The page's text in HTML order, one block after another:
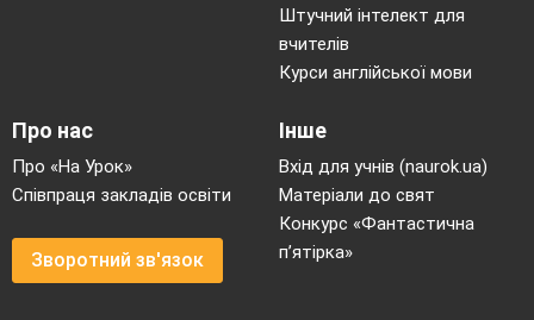
Штучний інтелект для
вчителів
Курси англійської мови
Про нас
Про «На Урок»
Співпраця закладів освіти
Зворотний зв'язок
Інше
Вхід для учнів (naurok.ua)
Матеріали до свят
Конкурс «Фантастична
п’ятірка»